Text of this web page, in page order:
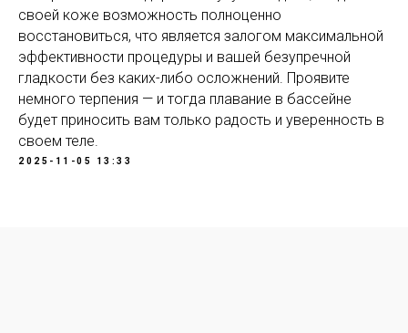
своей коже возможность полноценно
восстановиться, что является залогом максимальной
эффективности процедуры и вашей безупречной
гладкости без каких-либо осложнений. Проявите
немного терпения — и тогда плавание в бассейне
будет приносить вам только радость и уверенность в
своем теле.
2025-11-05 13:33